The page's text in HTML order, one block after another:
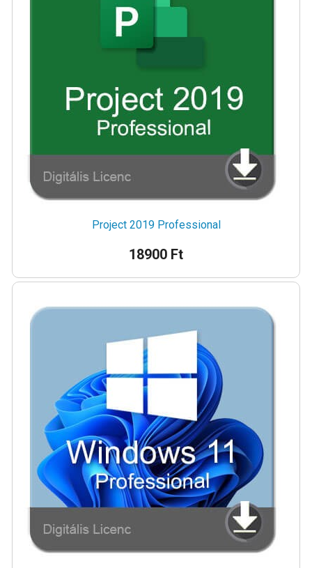
Project 2019 Professional
18900 Ft